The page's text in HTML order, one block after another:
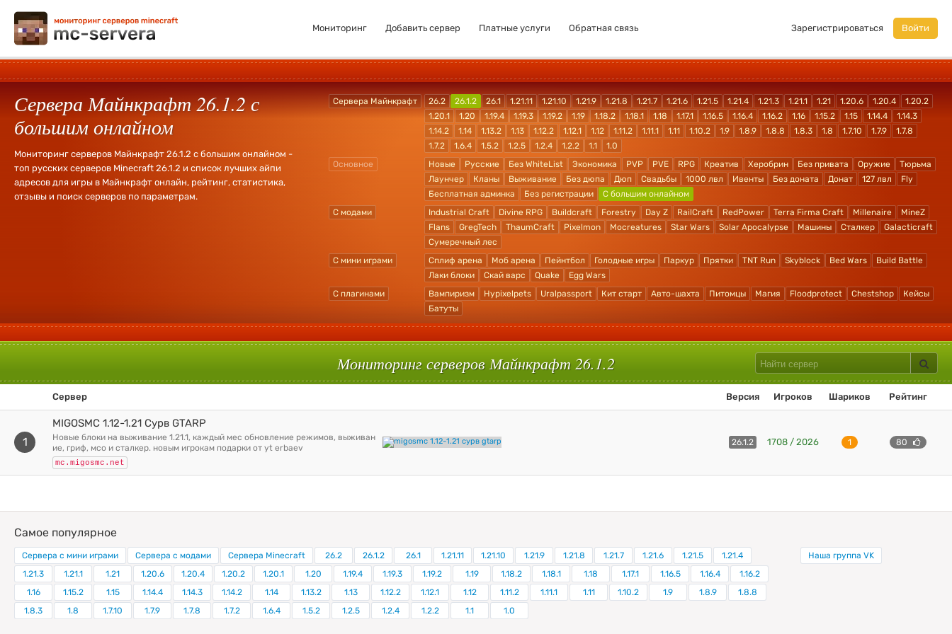
Мониторинг Добавить сервер Платные услуги Обратная связь Зарегистрироваться Войти
Сервера Майнкрафт 26.1.2 с
большим онлайном
Мониторинг серверов Майнкрафт 26.1.2 с большим онлайном -
топ русских серверов Minecraft 26.1.2 и список лучших айпи
адресов для игры в Майнкрафт онлайн, рейтинг, статистика,
отзывы и поиск серверов по параметрам.
Сервера Майнкрафт 26.2 26.1.2 26.1 1.21.11 1.21.10 1.21.9 1.21.8 1.21.7 1.21.6 1.21.5 1.21.4 1.21.3 1.21.1 1.21 1.20.6 1.20.4
1.20.2
1.20.1
1.20 1.19.4 1.19.3 1.19.2 1.19 1.18.2 1.18.1 1.18 1.17.1 1.16.5 1.16.4 1.16.2 1.16 1.15.2 1.15 1.14.4
1.14.3
1.14.2
1.14 1.13.2 1.13 1.12.2 1.12.1 1.12 1.11.2 1.11.1 1.11 1.10.2 1.9 1.8.9 1.8.8 1.8.3 1.8 1.7.10 1.7.9
1.7.8
1.7.2
1.6.4 1.5.2 1.2.5 1.2.4 1.2.2 1.1
1.0
Основное
Новые Русские Без WhiteList Экономика PVP PVE RPG Креатив Херобрин Без привата Оружие
Тюрьма
Лаунчер
Кланы Выживание Без дюпа Дюп Свадьбы 1000 лвл Ивенты Без доната Донат 127 лвл
Fly
Бесплатная админка
Без регистрации
С большим онлайном
С модами
Industrial Craft Divine RPG Buildcraft Forestry Day Z RailCraft RedPower Terra Firma Craft Millenaire
MineZ
Flans
GregTech ThaumCraft Pixelmon Mocreatures Star Wars Solar Apocalypse Машины Сталкер
Galacticraft
Сумеречный лес
С мини играми
Сплиф арена Моб арена Пейнтбол Голодные игры Паркур Прятки TNT Run Skyblock Bed Wars
Build Battle
Лаки блоки
Скай варс Quake
Egg Wars
С плагинами
Вампиризм Hypixelpets Uralpassport Кит старт Авто-шахта Питомцы Магия Floodprotect Chestshop
Кейсы
Батуты
Мониторинг серверов Майнкрафт 26.1.2
Сервер Версия Игроков Шариков Рейтинг
1
MIGOSMC 1.12-1.21 Сурв GTARP
новые блоки на выживание 1.21.1, каждый мес обновление режимов, выживан
ие, гриф, мсо и сталкер. новым игрокам подарки от yt erbaev
mc.migosmc.net
26.1.2 1708 / 2026 1 80
Самое популярное
Сервера с мини играми Сервера с модами Сервера Minecraft 26.2 26.1.2 26.1 1.21.11 1.21.10 1.21.9 1.21.8 1.21.7 1.21.6 1.21.5
1.21.4
1.21.3
1.21.1 1.21 1.20.6 1.20.4 1.20.2 1.20.1 1.20 1.19.4 1.19.3 1.19.2 1.19 1.18.2 1.18.1 1.18 1.17.1 1.16.5 1.16.4
1.16.2
1.16
1.15.2 1.15 1.14.4 1.14.3 1.14.2 1.14 1.13.2 1.13 1.12.2 1.12.1 1.12 1.11.2 1.11.1 1.11 1.10.2 1.9 1.8.9
1.8.8
1.8.3
1.8 1.7.10 1.7.9 1.7.8 1.7.2 1.6.4 1.5.2 1.2.5 1.2.4 1.2.2 1.1 1.0
Наша группа VK